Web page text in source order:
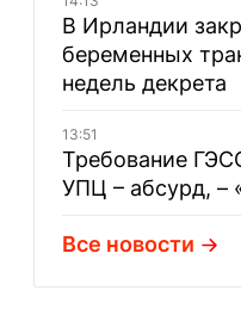
В Ирландии
беременных
недель декрета
13:51
Требование
УПЦ – абсурд, –
Все новости